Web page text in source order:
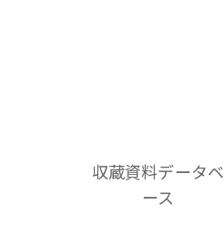
収蔵資料データベ
ース